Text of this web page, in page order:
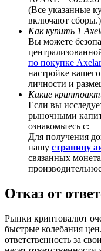
BTC Welcome
Deposit & Trade
Deposit
Share 500000
Exclusive for
Register & Trade
(Все указанные
включают сборы.)
Как купить 1
Вы можете
по покупке Axelar
настройке
личности и
Какие
Если вы
рыночными
ознакомьтесь с:
Для получения
нашу страницу
связанных
Отказ от
Рынки криптовалют
быстрые колебания
ответственность за